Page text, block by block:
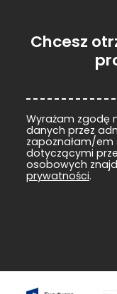
Chcesz
Wyrażam zgodę
danych przez
zapoznałam/
dotyczącymi
osobowych
prywatności.